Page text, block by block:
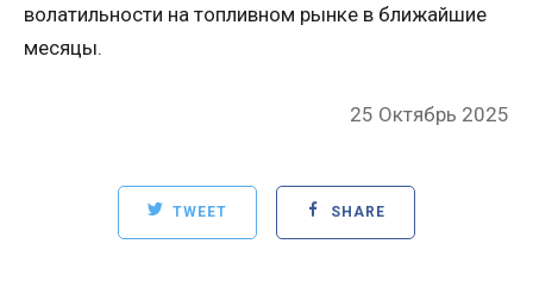
волатильности на топливном рынке в ближайшие
месяцы.
Posted
25 Октябрь 2025
TWEET SHARE